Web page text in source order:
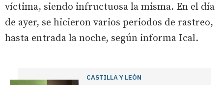
víctima, siendo infructuosa la misma. En el día
de ayer, se hicieron varios periodos de rastreo,
hasta entrada la noche, según informa Ical.
CASTILLA Y LEÓN